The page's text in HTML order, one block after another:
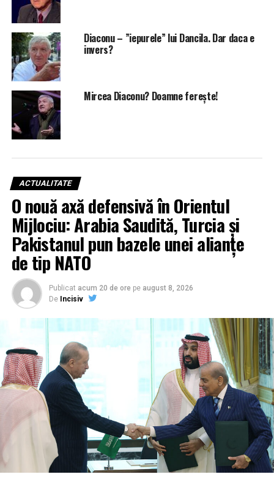
Diaconu – ”iepurele” lui Dancila. Dar daca e
invers?
Mircea Diaconu? Doamne ferește!
ACTUALITATE
O nouă axă defensivă în Orientul
Mijlociu: Arabia Saudită, Turcia și
Pakistanul pun bazele unei alianțe
de tip NATO
Publicat acum 20 de ore pe august 8, 2026
De Incisiv